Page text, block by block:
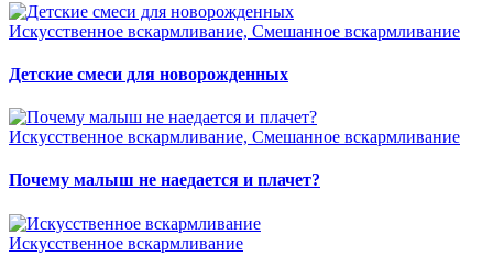
Искусственное вскармливание, Смешанное вскармливание
Детские смеси для новорожденных
Искусственное вскармливание, Смешанное вскармливание
Почему малыш не наедается и плачет?
Искусственное вскармливание